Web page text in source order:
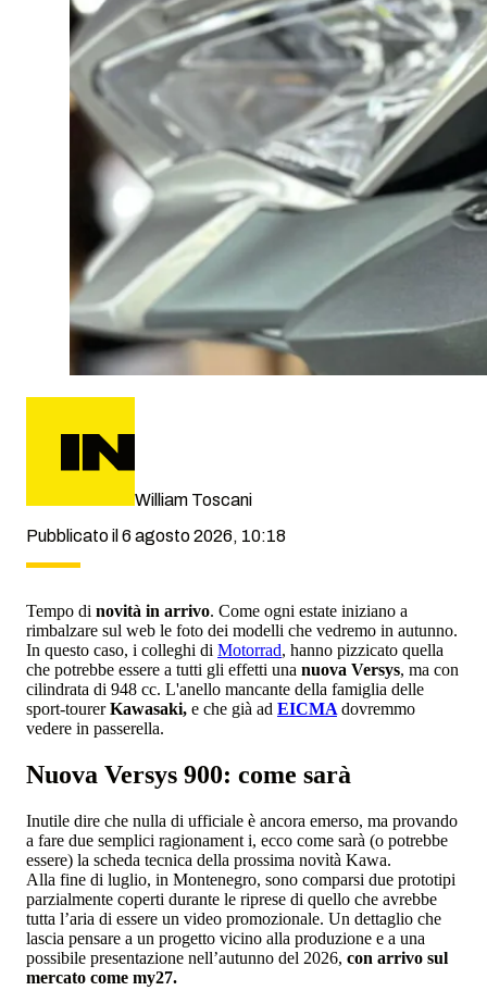
William Toscani
Pubblicato il 6 agosto 2026, 10:18
Tempo di novità in arrivo. Come ogni estate iniziano a
rimbalzare sul web le foto dei modelli che vedremo in autunno.
In questo caso, i colleghi di Motorrad, hanno pizzicato quella
che potrebbe essere a tutti gli effetti una nuova Versys, ma con
cilindrata di 948 cc. L'anello mancante della famiglia delle
sport-tourerKawasaki, e che già ad EICMA dovremmo
vedere in passerella.
Nuova Versys 900: come sarà
Inutile dire che nulla di ufficiale è ancora emerso, ma provando
a fare due semplici ragionament i, ecco come sarà (o potrebbe
essere) la scheda tecnica della prossima novità Kawa.
Alla fine di luglio, in Montenegro, sono comparsi due prototipi
parzialmente coperti durante le riprese di quello che avrebbe
tutta l’aria di essere un video promozionale. Un dettaglio che
lascia pensare a un progetto vicino alla produzione e a una
possibile presentazione nell’autunno del 2026, con arrivo sul
mercato come my27.